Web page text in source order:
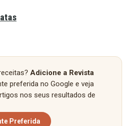
Adicione a Revista
preferida no Google e veja
nos seus resultados de
Preferida